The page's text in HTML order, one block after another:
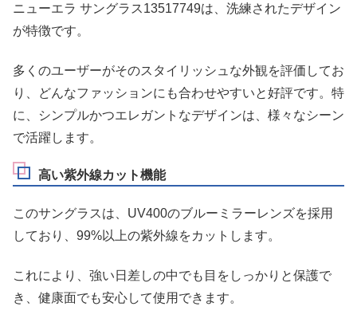
ニューエラ サングラス13517749は、洗練されたデザイン
が特徴です。
多くのユーザーがそのスタイリッシュな外観を評価してお
り、どんなファッションにも合わせやすいと好評です。特
に、シンプルかつエレガントなデザインは、様々なシーン
で活躍します。
高い紫外線カット機能
このサングラスは、UV400のブルーミラーレンズを採用
しており、99%以上の紫外線をカットします。
これにより、強い日差しの中でも目をしっかりと保護で
き、健康面でも安心して使用できます。